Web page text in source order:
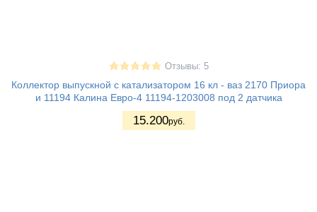
Отзывы: 5
Коллектор выпускной с катализатором 16 кл - ваз 2170 Приора
и 11194 Калина Евро-4 11194-1203008 под 2 датчика
15.200руб.